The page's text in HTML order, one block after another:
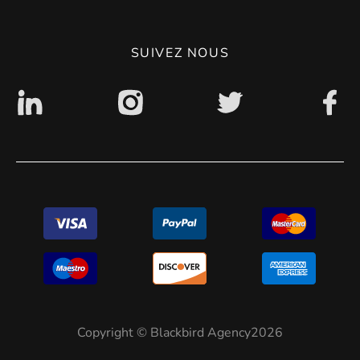
SUIVEZ NOUS
Copyright © Blackbird Agency2026